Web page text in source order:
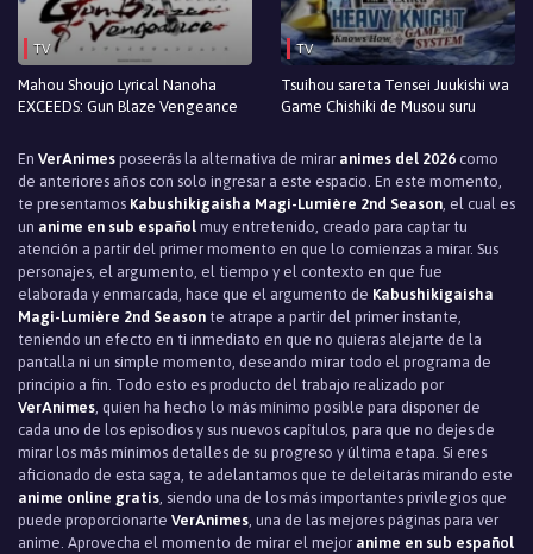
TV
Mahou Shoujo Lyrical Nanoha
EXCEEDS: Gun Blaze Vengeance
TV
Tsuihou sareta Tensei Juukishi wa
Game Chishiki de Musou suru
En VerAnimes poseerás la alternativa de mirar animes del 2026 como
de anteriores años con solo ingresar a este espacio. En este momento,
te presentamos Kabushikigaisha Magi-Lumière 2nd Season , el cual es
un anime en sub español muy entretenido, creado para captar tu
atención a partir del primer momento en que lo comienzas a mirar. Sus
personajes, el argumento, el tiempo y el contexto en que fue
elaborada y enmarcada, hace que el argumento de Kabushikigaisha
Magi-Lumière 2nd Season te atrape a partir del primer instante,
teniendo un efecto en ti inmediato en que no quieras alejarte de la
pantalla ni un simple momento, deseando mirar todo el programa de
principio a fin. Todo esto es producto del trabajo realizado por
VerAnimes , quien ha hecho lo más mínimo posible para disponer de
cada uno de los episodios y sus nuevos capítulos, para que no dejes de
mirar los más mínimos detalles de su progreso y última etapa. Si eres
aficionado de esta saga, te adelantamos que te deleitarás mirando este
anime online gratis , siendo una de los más importantes privilegios que
puede proporcionarte VerAnimes , una de las mejores páginas para ver
anime. Aprovecha el momento de mirar el mejor anime en sub español